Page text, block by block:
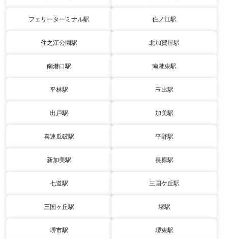
フェリーターミナル駅 住ノ江駅
住之江公園駅 北加賀屋駅
南港口駅 南港東駅
平林駅 玉出駅
出戸駅 加美駅
喜連瓜破駅 平野駅
新加美駅 長原駅
七道駅 三国ケ丘駅
三国ヶ丘駅 堺駅
堺市駅 堺東駅